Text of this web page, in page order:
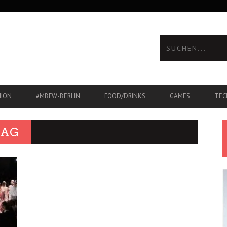
#MBFW-BERLIN FOOD/DRINKS GAMES